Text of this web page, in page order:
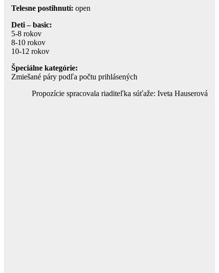
Telesne postihnutí: open
Deti – basic:
5-8 rokov
8-10 rokov
10-12 rokov
Špeciálne kategórie:
Zmiešané páry podľa počtu prihlásených
Propozície spracovala riaditeľka súťaže: Iveta Hauserová